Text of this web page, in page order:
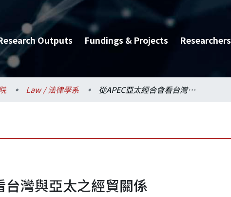
Outputs Fundings & Projects Researchers
Law / 法律學系 從APEC亞太經合會看台灣與亞太之經貿關係
台灣與亞太之經貿關係